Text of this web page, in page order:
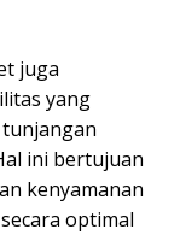
juga
yang
ini bertujuan
kenyamanan
optimal